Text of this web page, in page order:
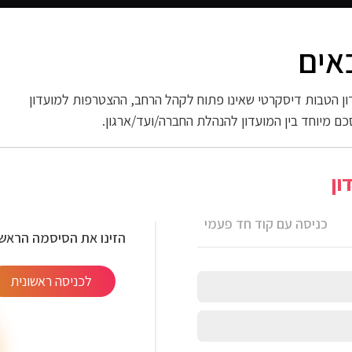
החשמל
הטבות דיסקרטי שאינו פתוח לקהל הרחב, ההצטרפות למועדון
מיוחד בין המועדון להנהלת החברה/ועד/ארגון.
כניסה עם קוד חד פעמי
הזינו את הסיסמה
לכניסה ראשונית